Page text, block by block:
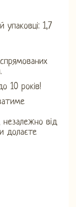
упаковці: 1,7
10 років!
від
долаєте